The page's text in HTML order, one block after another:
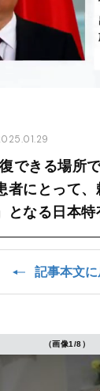
復できる場所
者にとって
となる日本特
記事本文に
（画像1/8）